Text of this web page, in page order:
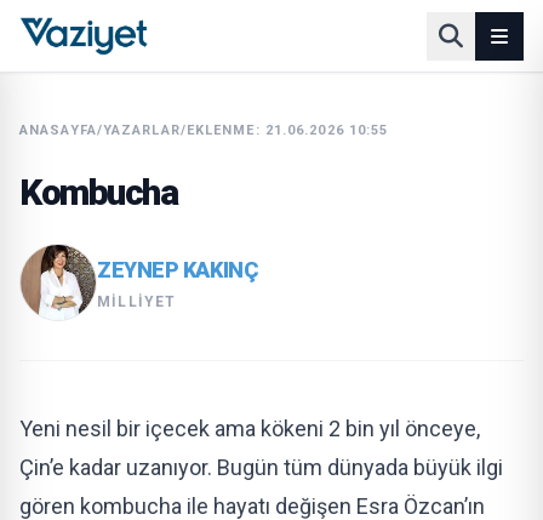
ANASAYFA/YAZARLAR/EKLENME: 21.06.2026 10:55
Kombucha
ZEYNEP KAKINÇ
MILLIYET
Yeni nesil bir içecek ama kökeni 2 bin yıl önceye,
Çin’e kadar uzanıyor. Bugün tüm dünyada büyük ilgi
gören kombucha ile hayatı değişen Esra Özcan’ın